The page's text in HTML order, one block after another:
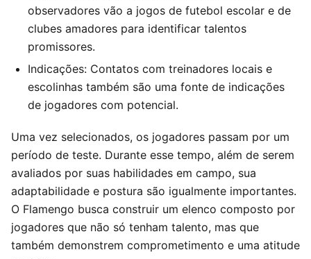
observadores vão a jogos de futebol escolar e de
clubes amadores para identificar talentos
promissores.
Indicações: Contatos com treinadores locais e
escolinhas também são uma fonte de indicações
de jogadores com potencial.
Uma vez selecionados, os jogadores passam por um
período de teste. Durante esse tempo, além de serem
avaliados por suas habilidades em campo, sua
adaptabilidade e postura são igualmente importantes.
O Flamengo busca construir um elenco composto por
jogadores que não só tenham talento, mas que
também demonstrem comprometimento e uma atitude